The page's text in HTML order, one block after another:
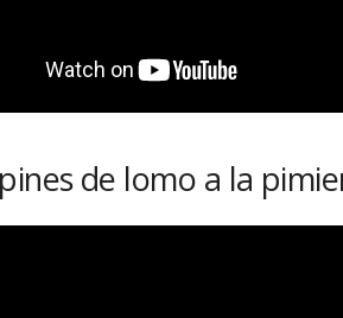
de lomo a la